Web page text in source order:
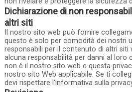
Dichiarazione di non
altri siti
Il nostro sito web può fornire
questo è solo per comodità dei nostri
responsabili per il contenuto di altri
alcuna responsabilità per danni al loro
non è il nostro sito web e questa
nostro sito Web applicabile. Se ti
devi rispettare l'informativa sulla